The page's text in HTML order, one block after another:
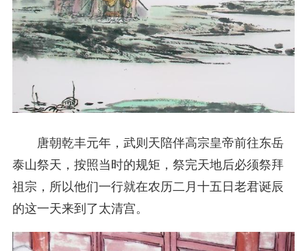
唐朝乾丰元年，武则天陪伴高宗皇帝前往东岳
泰山祭天，按照当时的规矩，祭完天地后必须祭拜
祖宗，所以他们一行就在农历二月十五日老君诞辰
的这一天来到了太清宫。